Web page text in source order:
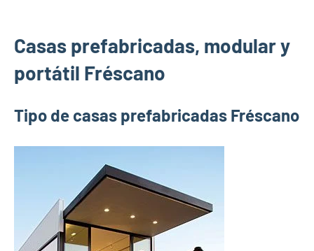
Casas prefabricadas, modular y
portátil Fréscano
Tipo de casas prefabricadas Fréscano